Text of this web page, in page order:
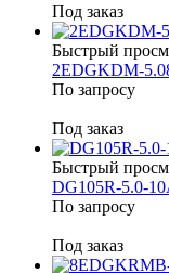
Под заказ
Быстрый
2EDGKDM-
По запросу
Под заказ
Быстрый
DG105R-5.0-
По запросу
Под заказ